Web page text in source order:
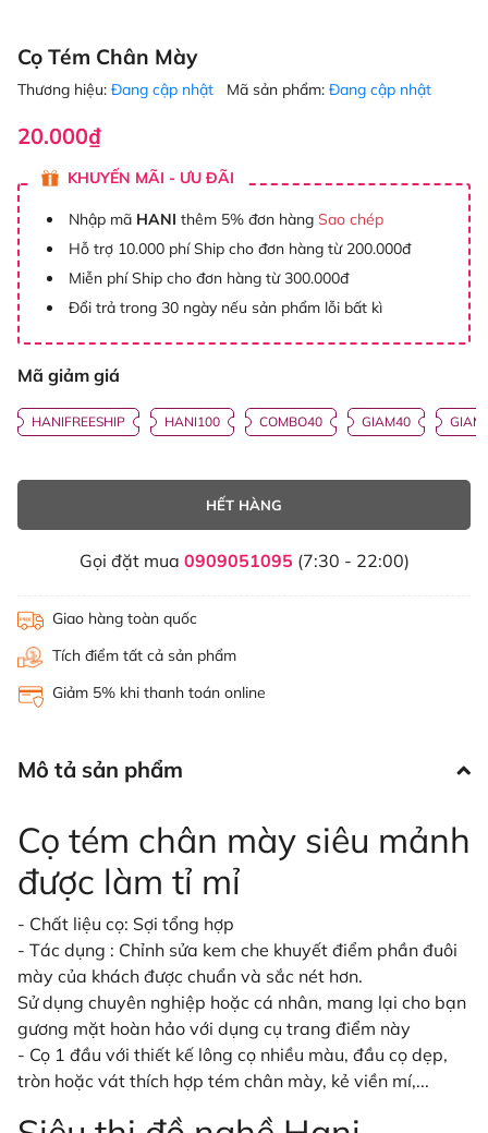
Cọ Tém Chân Mày
Thương hiệu: Đang cập nhật Mã sản phẩm: Đang cập nhật
20.000₫
KHUYẾN MÃI - ƯU ĐÃI
Nhập mã HANI thêm 5% đơn hàng Sao chép
Hỗ trợ 10.000 phí Ship cho đơn hàng từ 200.000đ
Miễn phí Ship cho đơn hàng từ 300.000đ
Đổi trả trong 30 ngày nếu sản phẩm lỗi bất kì
Mã giảm giá
HANIFREESHIP HANI100 COMBO40 GIAM40
HẾT HÀNG
Gọi đặt mua 0909051095 (7:30 - 22:00)
Giao hàng toàn quốc
Tích điểm tất cả sản phẩm
Giảm 5% khi thanh toán online
Mô tả sản phẩm
Cọ tém chân mày siêu mảnh
được làm tỉ mỉ
- Chất liệu cọ: Sợi tổng hợp
- Tác dụng : Chỉnh sửa kem che khuyết điểm phần đuôi
mày của khách được chuẩn và sắc nét hơn.
Sử dụng chuyên nghiệp hoặc cá nhân, mang lại cho bạn
gương mặt hoàn hảo với dụng cụ trang điểm này
- Cọ 1 đầu với thiết kế lông cọ nhiều màu, đầu cọ dẹp,
tròn hoặc vát thích hợp tém chân mày, kẻ viền mí,...